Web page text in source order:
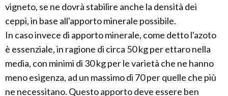
vigneto, se ne dovrà stabilire anche la densità dei
ceppi, in base all'apporto minerale possibile.
In caso invece di apporto minerale, come detto l'azoto
è essenziale, in ragione di circa 50 kg per ettaro nella
media, con minimi di 30 kg per le varietà che ne hanno
meno esigenza, ad un massimo di 70 per quelle che più
ne necessitano. Questo apporto deve essere ben